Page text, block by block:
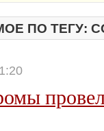
ПО ТЕГУ: